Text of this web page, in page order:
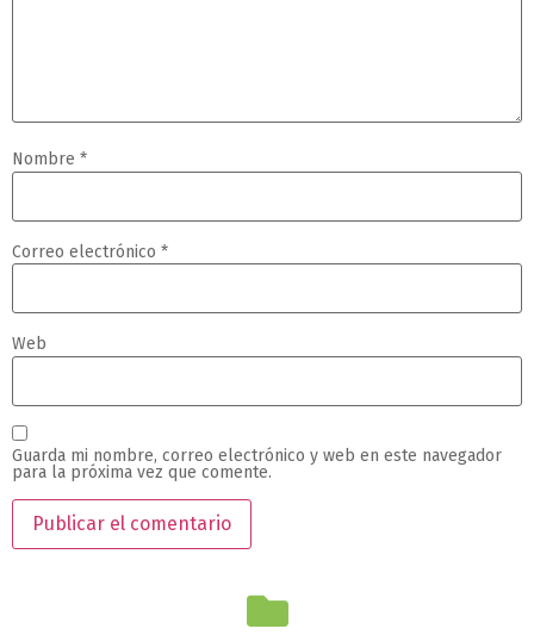
Nombre *
Correo electrónico *
Web
Guarda mi nombre, correo electrónico y web en este navegador
para la próxima vez que comente.